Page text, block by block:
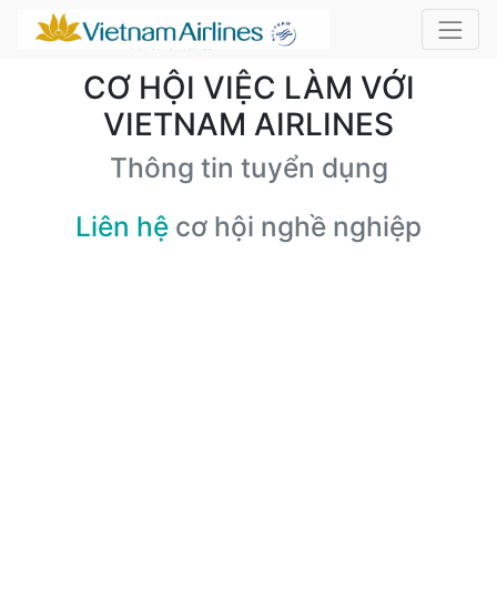
CƠ HỘI VIỆC LÀM VỚI
VIETNAM AIRLINES
Thông tin tuyển dụng
Liên hệ cơ hội nghề nghiệp